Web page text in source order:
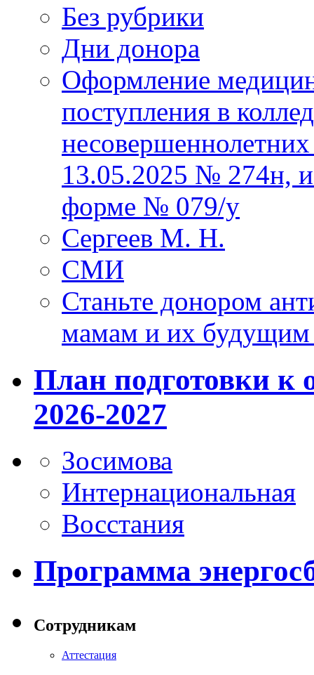
Без рубрики
Дни донора
Оформление
поступления в
13.05.2025 № 274н,
форме № 079/у
Сергеев М. Н.
СМИ
Станьте донором
мамам и их
План подготовки к
2026-2027
Зосимова
Интернациональная
Восстания
Программа
Сотрудникам
Аттестация